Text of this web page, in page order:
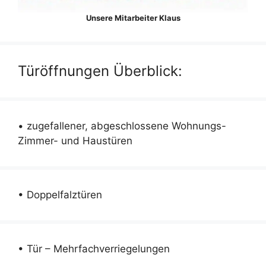
Unsere Mitarbeiter Klaus
Türöffnungen Überblick:
• zugefallener, abgeschlossene Wohnungs-
Zimmer- und Haustüren
• Doppelfalztüren
• Tür – Mehrfachverriegelungen